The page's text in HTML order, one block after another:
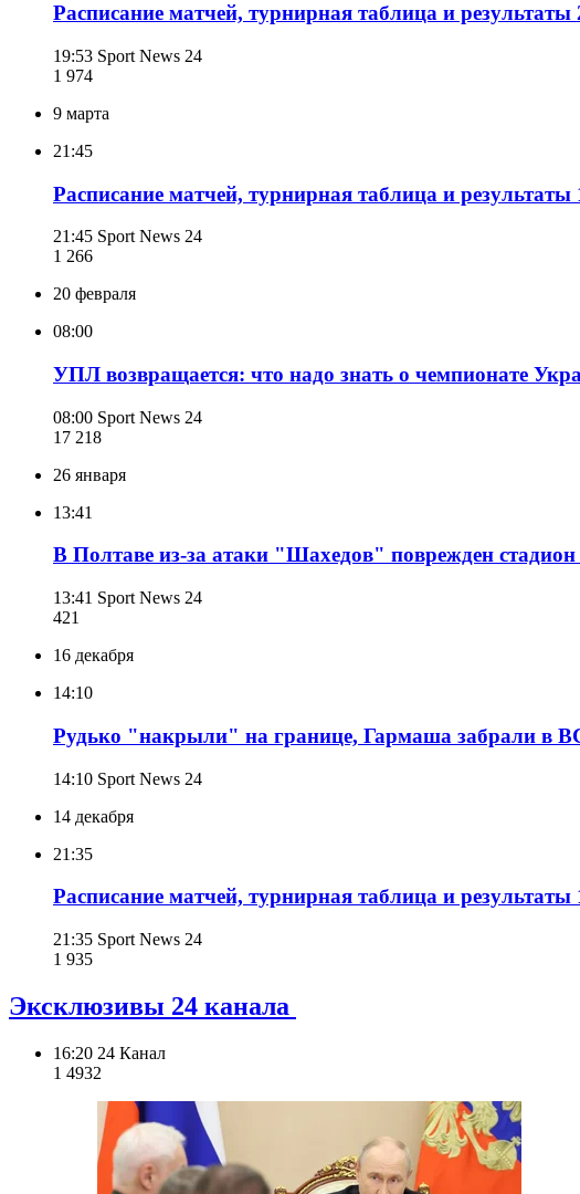
Расписание матчей, турнирная таблица и
19:53 Sport News 24
1 974
9 марта
21:45
Расписание матчей, турнирная таблица и
21:45 Sport News 24
1 266
20 февраля
08:00
УПЛ возвращается: что надо знать о чемпионате
08:00 Sport News 24
17 218
26 января
13:41
В Полтаве из-за атаки "Шахедов" поврежден
13:41 Sport News 24
421
16 декабря
14:10
Рудько "накрыли" на границе, Гармаша забрали в
14:10 Sport News 24
14 декабря
21:35
Расписание матчей, турнирная таблица и
21:35 Sport News 24
1 935
Эксклюзивы 24 канала
16:20 24 Канал
1 4932